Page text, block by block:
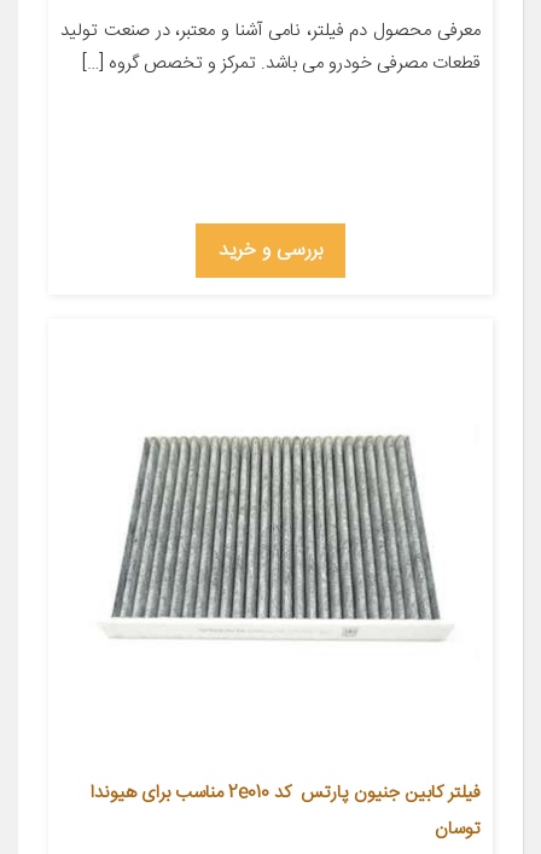
معرفی محصول دم فیلتر، نامی آشنا و معتبر، در صنعت تولید
قطعات مصرفی خودرو می باشد. تمرکز و تخصص گروه […]
بررسی و خرید
فیلتر کابین جنیون پارتس کد 2e010 مناسب برای هیوندا
توسان